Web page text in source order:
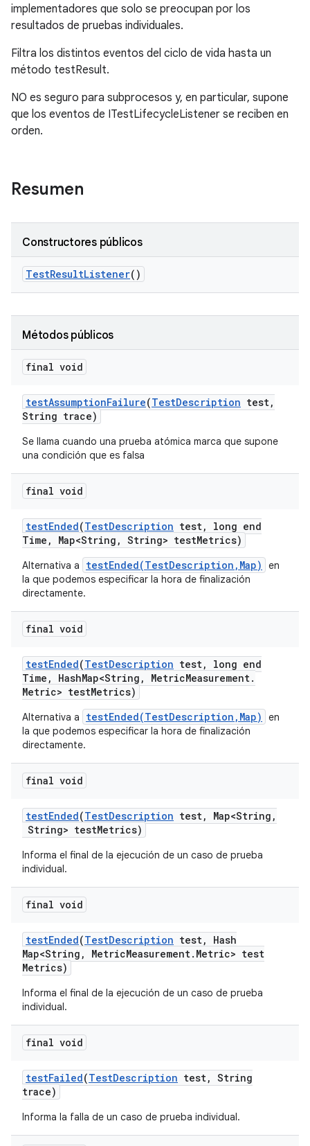
implementadores que solo se preocupan por los
resultados de pruebas individuales.
Filtra los distintos eventos del ciclo de vida hasta un
método testResult.
NO es seguro para subprocesos y, en particular, supone
que los eventos de ITestLifecycleListener se reciben en
orden.
Resumen
Constructores públicos
TestResultListener()
Métodos públicos
final void
testAssumptionFailure(TestDescription test,
String trace)
Se llama cuando una prueba atómica marca que supone
una condición que es falsa
final void
testEnded(TestDescription test,
long end
Time , Map<String , String> testMetrics)
Alternativa a testEnded(TestDescription,Map)
en
la que podemos especificar la hora de finalización
directamente.
final void
testEnded(TestDescription test,
long end
Time , HashMap<String , MetricMeasurement.
Metric> testMetrics)
Alternativa a testEnded(TestDescription,Map)
en
la que podemos especificar la hora de finalización
directamente.
final void
testEnded(TestDescription test, Map<String ,
String> testMetrics)
Informa el final de la ejecución de un caso de prueba
individual.
final void
testEnded(TestDescription test,
Hash
Map<String , MetricMeasurement. Metric> test
Metrics)
Informa el final de la ejecución de un caso de prueba
individual.
final void
testFailed(TestDescription test, String
trace)
Informa la falla de un caso de prueba individual.